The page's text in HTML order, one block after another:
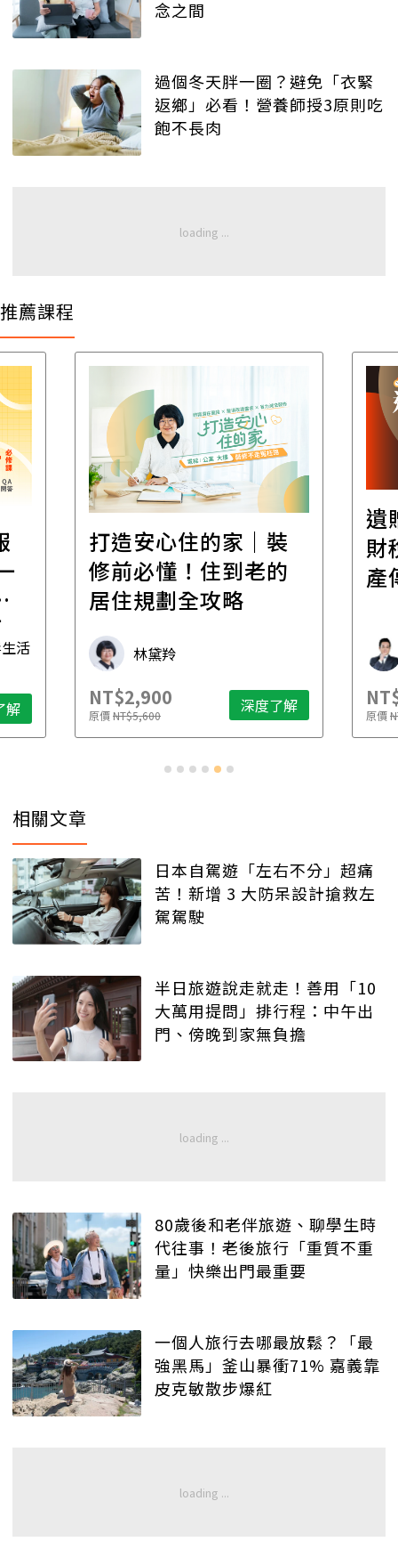
念之間
過個冬天胖一圈？避免「衣緊
返鄉」必看！營養師授3原則吃
飽不長肉
推薦課程
活
解
打造安心住的家｜裝
修前必懂！住到老的
居住規劃全攻略
林黛羚
NT$2,900
原價NT$5,600 深度了解
遺
財
產
原價
相關文章
日本自駕遊「左右不分」超痛
苦！新增 3 大防呆設計搶救左
駕駕駛
半日旅遊說走就走！善用「10
大萬用提問」排行程：中午出
門、傍晚到家無負擔
80歲後和老伴旅遊、聊學生時
代往事！老後旅行「重質不重
量」快樂出門最重要
一個人旅行去哪最放鬆？「最
強黑馬」釜山暴衝71% 嘉義靠
皮克敏散步爆紅